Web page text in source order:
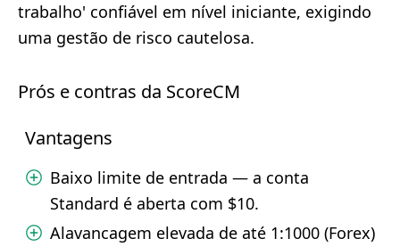
trabalho' confiável em nível iniciante, exigindo
uma gestão de risco cautelosa.
Prós e contras da ScoreCM
Vantagens
Baixo limite de entrada — a conta
Standard é aberta com $10.
Alavancagem elevada de até 1:1000 (Forex)